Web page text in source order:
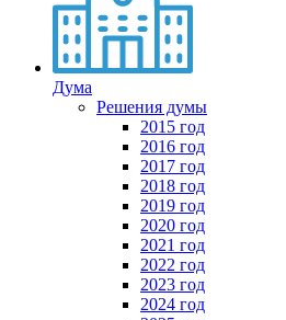
Дума
Решения думы
2015 год
2016 год
2017 год
2018 год
2019 год
2020 год
2021 год
2022 год
2023 год
2024 год